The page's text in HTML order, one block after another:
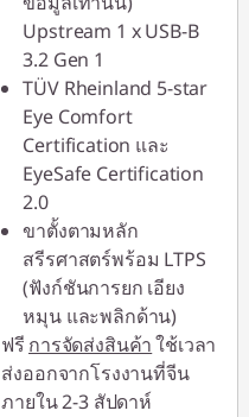
Upstream 1 x USB-B
3.2 Gen 1
TÜV Rheinland 5-star
Eye Comfort
Certification และ
EyeSafe Certification
2.0
ขาตั้งตามหลัก
สรีรศาสตร์พร้อม LTPS
(ฟังก์ชันการยก เอียง
หมุน และพลิกด้าน)
ฟรี การจัดส่งสินค้าใช้เวลา
ส่งออกจากโรงงานที่จีน
ภายใน 2-3 สัปดาห์